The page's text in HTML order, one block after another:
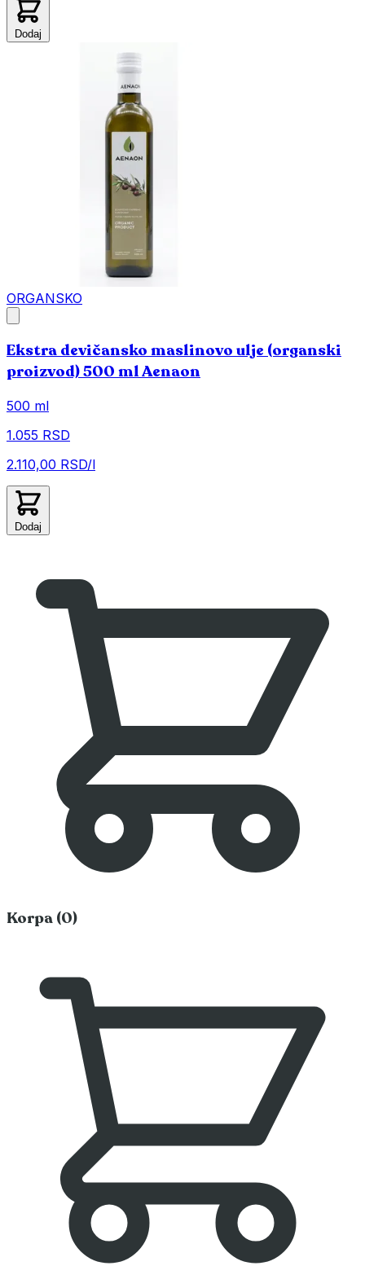
Dodaj
ORGANSKO
Ekstra devičansko maslinovo ulje (organski
proizvod) 500 ml Aenaon
500 ml
1.055 RSD
2.110,00 RSD/l
Dodaj
Korpa (0)